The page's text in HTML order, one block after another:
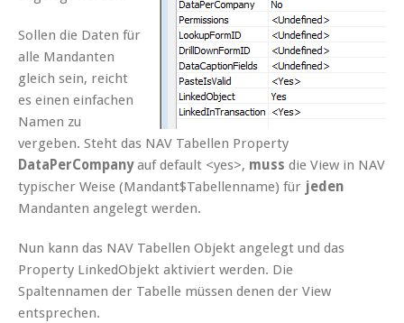
Sollen die Daten für
alle Mandanten
gleich sein, reicht
es einen einfachen
Namen zu
vergeben. Steht das NAV Tabellen Property
DataPerCompanyauf default <yes>, muss die View in NAV
typischer Weise (Mandant$Tabellenname) für jeden
Mandanten angelegt werden.
Nun kann das NAV Tabellen Objekt angelegt und das
Property LinkedObjekt aktiviert werden. Die
Spaltennamen der Tabelle müssen denen der View
entsprechen.